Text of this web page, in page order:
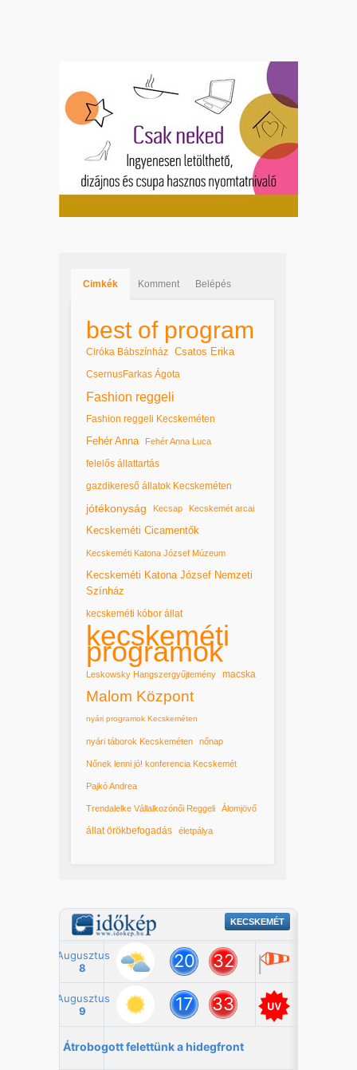
Cimkék Komment Belépés
best of program
Ciróka Bábszínház Csatos Erika
CsernusFarkas Ágota
Fashion reggeli
Fashion reggeli Kecskeméten
Fehér Anna Fehér Anna Luca
felelős állattartás
gazdikereső állatok Kecskeméten
jótékonyság Kecsap Kecskemét arcai
Kecskeméti Cicamentők
Kecskeméti Katona József Múzeum
Kecskeméti Katona József Nemzeti
Színház
kecskeméti kóbor állat
kecskeméti
programok
Leskowsky Hangszergyűjtemény macska
Malom Központ
nyári programok Kecskeméten
nyári táborok Kecskeméten nőnap
Nőnek lenni jó! konferencia Kecskemét
Pajkó Andrea
Trendalelke Vállalkozónői Reggeli Álomjövő
állat örökbefogadás életpálya